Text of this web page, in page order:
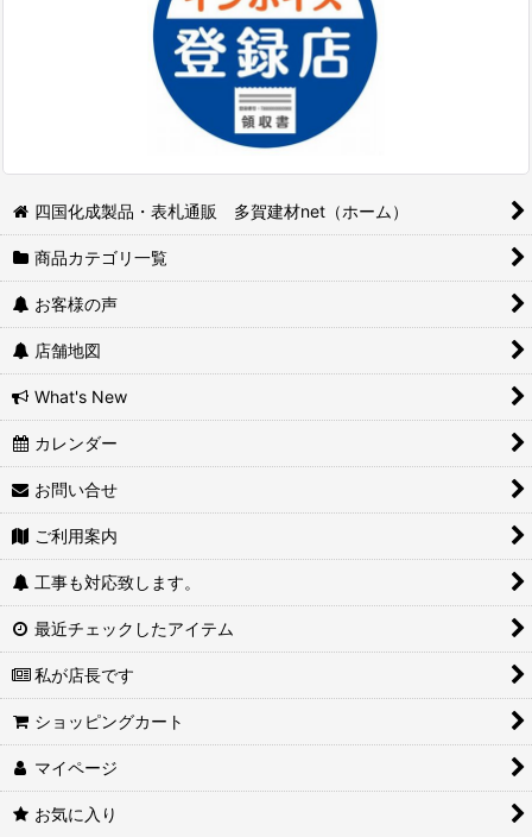
四国化成製品・表札通販 多賀建材net（ホーム）
商品カテゴリ一覧
お客様の声
店舗地図
What's New
カレンダー
お問い合せ
ご利用案内
工事も対応致します。
最近チェックしたアイテム
私が店長です
ショッピングカート
マイページ
お気に入り